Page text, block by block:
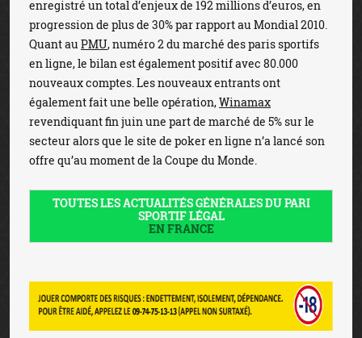
enregistré un total d’enjeux de 192 millions d’euros, en
progression de plus de 30% par rapport au Mondial 2010.
Quant au PMU, numéro 2 du marché des paris sportifs
en ligne, le bilan est également positif avec 80.000
nouveaux comptes. Les nouveaux entrants ont
également fait une belle opération,Winamax
revendiquant fin juin une part de marché de 5% sur le
secteur alors que le site de poker en ligne n’a lancé son
offre qu’au moment de la Coupe du Monde.
TOUTES LES ACTUALITÉS GÉNÉRALES DU PARI
SPORTIF LÉGAL
EN FRANCE